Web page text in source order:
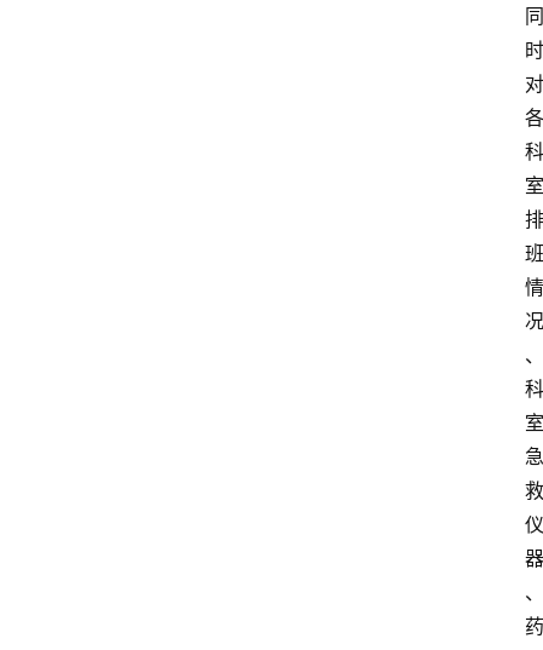
同
时
对
各
科
室
排
班
情
况
、
科
室
急
救
仪
器
、
药